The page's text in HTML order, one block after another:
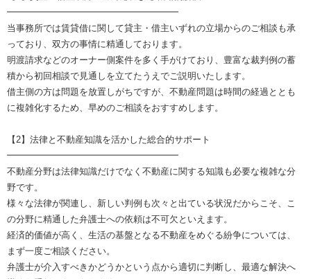
━━━━━━━━━━━━━━━━━━━
当事務所では賃貸借に関して貸主・借主いずれの立場からのご相談も承
っており、双方の事情に精通しております。
明渡請求などのオーナー側案件を多く手がけており、豊富な裁判例の蓄
積から初回相談で見通しを立てたうえでご説明いたします。
借主側の方は問題を放置しがちですが、不動産問題は時間の経過ととも
に複雑化するため、早めのご相談をおすすめします。
【2】法律と不動産知識を活かした総合的サポート
━━━━━━━━━━━━━━━━━━━
不動産分野は法律知識だけでなく不動産に関する知識も必要な複雑な分
野です。
様々な法律が関連し、新しい判例も次々と出ている状況だからこそ、こ
の分野に精通した弁護士への依頼は不可欠といえます。
経済的価値が高く、生活の基盤となる不動産をめぐる紛争については、
まず一度ご相談ください。
弁護士が介入すべきかどうかという点から適切に判断し、最適な解決へ